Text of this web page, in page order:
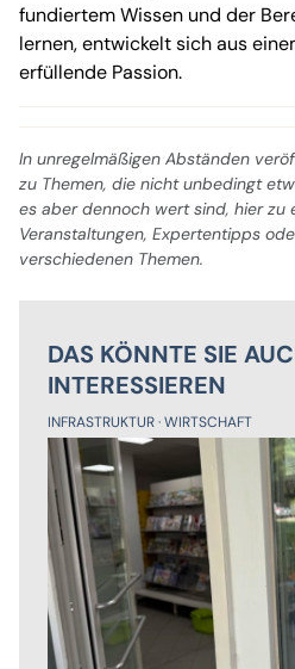
fundiertem Wissen und der
lernen, entwickelt sich aus
erfüllende Passion.
In unregelmäßigen Abständen
zu Themen, die nicht unbedingt
es aber dennoch wert sind, hier zu
Veranstaltungen, Expertentipps
verschiedenen Themen.
DAS KÖNNTE SIE
INTERESSIEREN
INFRASTRUKTUR WIRTSCHAFT